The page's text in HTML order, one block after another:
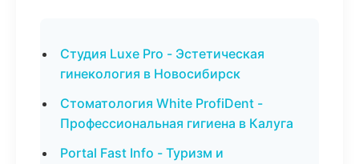
Студия Luxe Pro - Эстетическая
гинекология в Новосибирск
Стоматология White ProfiDent -
Профессиональная гигиена в Калуга
Portal Fast Info - Туризм и